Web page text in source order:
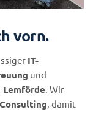
vorn.
IT-
und
Lemförde. Wir
, damit